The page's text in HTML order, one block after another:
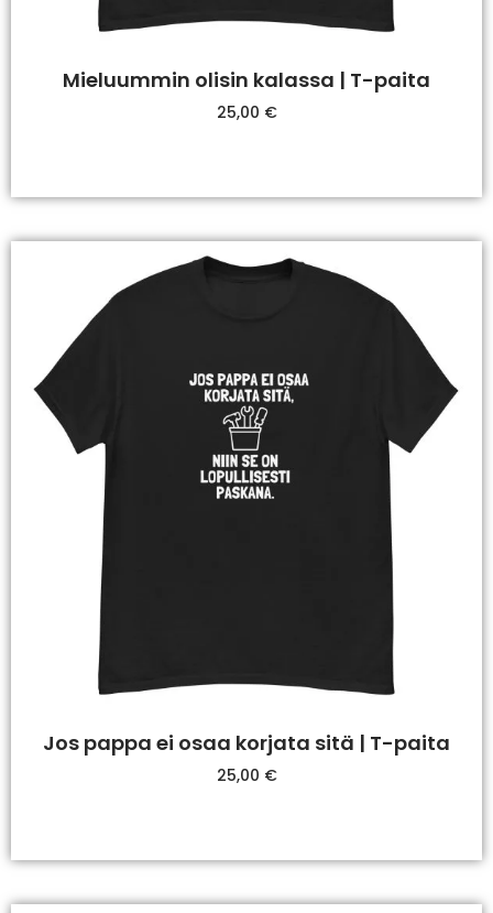
Mieluummin olisin kalassa | T-paita
25,00 €
Jos pappa ei osaa korjata sitä | T-paita
25,00 €